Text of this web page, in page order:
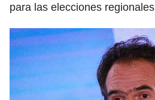
para las elecciones